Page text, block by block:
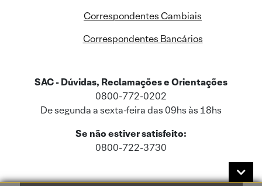
Correspondentes Cambiais
Correspondentes Bancários
SAC - Dúvidas, Reclamações e Orientações
0800-772-0202
De segunda a sexta-feira das 09hs às 18hs
Se não estiver satisfeito:
0800-722-3730